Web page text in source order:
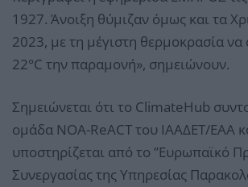
1927. Άνοιξη θύμιζαν όμως και τα
2023, με τη μέγιστη θερμοκρασία να
22°C την παραμονή», σημειώνουν.
Σημειώνεται ότι τo ClimateHub
ομάδα NOA-ReACT του ΙΑΑΔΕΤ/ΕΑΑ
υποστηρίζεται από το ”Ευρωπαϊκό
Συνεργασίας της Υπηρεσίας